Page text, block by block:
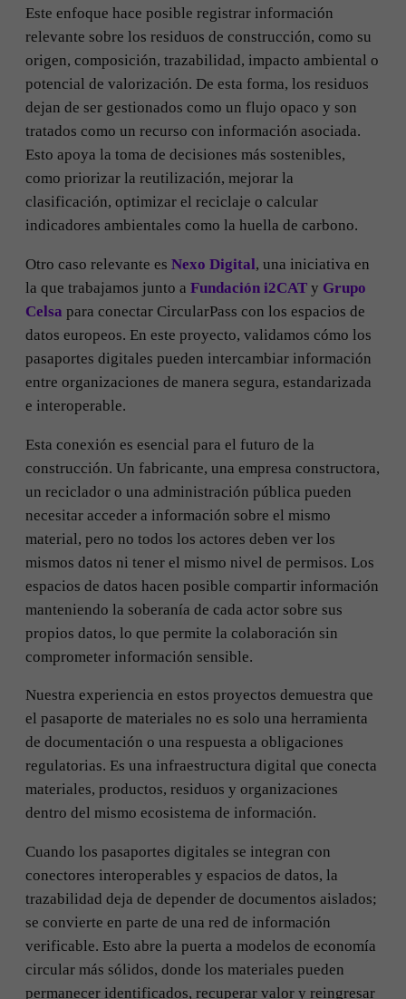
Este enfoque hace posible registrar información
relevante sobre los residuos de construcción, como su
origen, composición, trazabilidad, impacto ambiental o
potencial de valorización. De esta forma, los residuos
dejan de ser gestionados como un flujo opaco y son
tratados como un recurso con información asociada.
Esto apoya la toma de decisiones más sostenibles,
como priorizar la reutilización, mejorar la
clasificación, optimizar el reciclaje o calcular
indicadores ambientales como la huella de carbono.
Otro caso relevante es Nexo Digital, una iniciativa en
la que trabajamos junto a Fundación i2CAT y Grupo
Celsa para conectar CircularPass con los espacios de
datos europeos. En este proyecto, validamos cómo los
pasaportes digitales pueden intercambiar información
entre organizaciones de manera segura, estandarizada
e interoperable.
Esta conexión es esencial para el futuro de la
construcción. Un fabricante, una empresa constructora,
un reciclador o una administración pública pueden
necesitar acceder a información sobre el mismo
material, pero no todos los actores deben ver los
mismos datos ni tener el mismo nivel de permisos. Los
espacios de datos hacen posible compartir información
manteniendo la soberanía de cada actor sobre sus
propios datos, lo que permite la colaboración sin
comprometer información sensible.
Nuestra experiencia en estos proyectos demuestra que
el pasaporte de materiales no es solo una herramienta
de documentación o una respuesta a obligaciones
regulatorias. Es una infraestructura digital que conecta
materiales, productos, residuos y organizaciones
dentro del mismo ecosistema de información.
Cuando los pasaportes digitales se integran con
conectores interoperables y espacios de datos, la
trazabilidad deja de depender de documentos aislados;
se convierte en parte de una red de información
verificable. Esto abre la puerta a modelos de economía
circular más sólidos, donde los materiales pueden
permanecer identificados, recuperar valor y reingresar